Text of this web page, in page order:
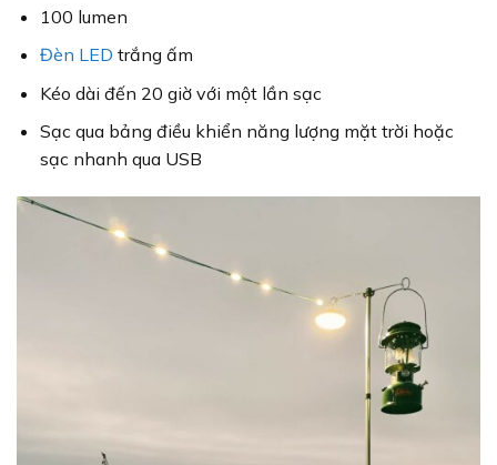
100 lumen
Đèn LED trắng ấm
Kéo dài đến 20 giờ với một lần sạc
Sạc qua bảng điều khiển năng lượng mặt trời hoặc
sạc nhanh qua USB